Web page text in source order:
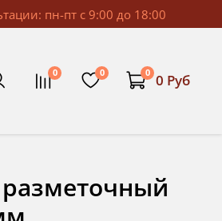
пн-пт с 9:00 до 18:00
0 0 0 0 Руб